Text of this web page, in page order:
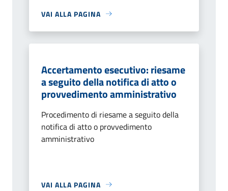
VAI ALLA PAGINA
Accertamento esecutivo: riesame
a seguito della notifica di atto o
provvedimento amministrativo
Procedimento di riesame a seguito della
notifica di atto o provvedimento
amministrativo
VAI ALLA PAGINA